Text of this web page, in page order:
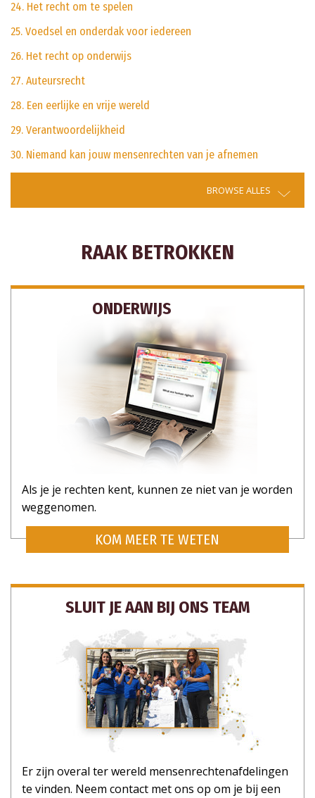
24. Het recht om te spelen
25. Voedsel en onderdak voor iedereen
26. Het recht op onderwijs
27. Auteursrecht
28. Een eerlijke en vrije wereld
29. Verantwoordelijkheid
30. Niemand kan jouw mensenrechten van je afnemen
BROWSE ALLES
RAAK BETROKKEN
ONDERWIJS
Als je je rechten kent, kunnen ze niet van je worden
weggenomen.
KOM MEER TE WETEN
SLUIT JE AAN BIJ ONS TEAM
Er zijn overal ter wereld mensenrechtenafdelingen
te vinden. Neem contact met ons op om je bij een